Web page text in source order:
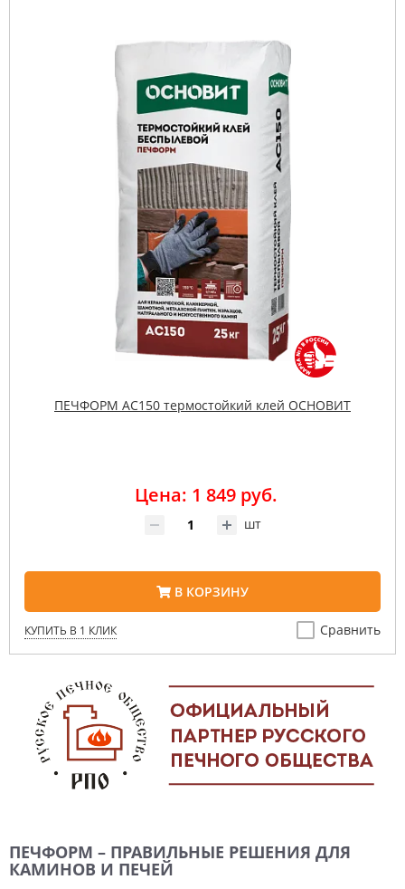
ПЕЧФОРМ AC150 термостойкий клей ОСНОВИТ
Цена: 1 849 руб.
шт
В КОРЗИНУ
КУПИТЬ В 1 КЛИК Сравнить
ПЕЧФОРМ – ПРАВИЛЬНЫЕ РЕШЕНИЯ ДЛЯ
КАМИНОВ И ПЕЧЕЙ